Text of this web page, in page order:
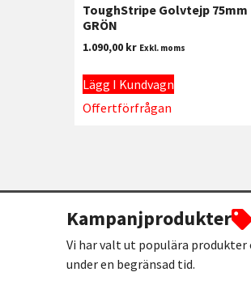
ToughStripe Golvtejp 75mm
GRÖN
1.090,00 kr Exkl. moms
Lägg I Kundvagn
Offertförfrågan
Kampanjprodukter
Vi har valt ut populära
under en begränsad tid.